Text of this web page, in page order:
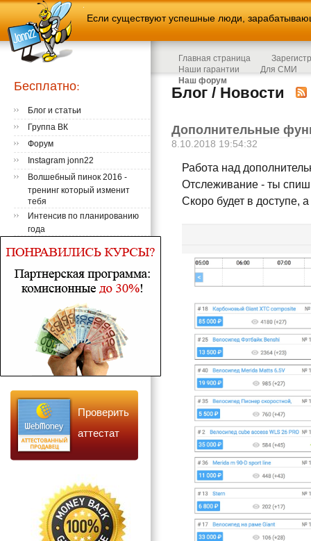
Если существуют успешные люди,
Бесплатно:
Блог и статьи
Группа ВК
Форум
Instagram jonn22
Волшебный пинок 2016 -
тренинг который изменит
тебя
Интенсив по планированию
года
Проверить
аттестат
Главная страница
Наши гарантии
Для СМИ
Наш форум
Блог / Новости
Дополнительные
8.10.2018 19:54:32
Работа над
Отслеживание - ты
Скоро будет в доступе,